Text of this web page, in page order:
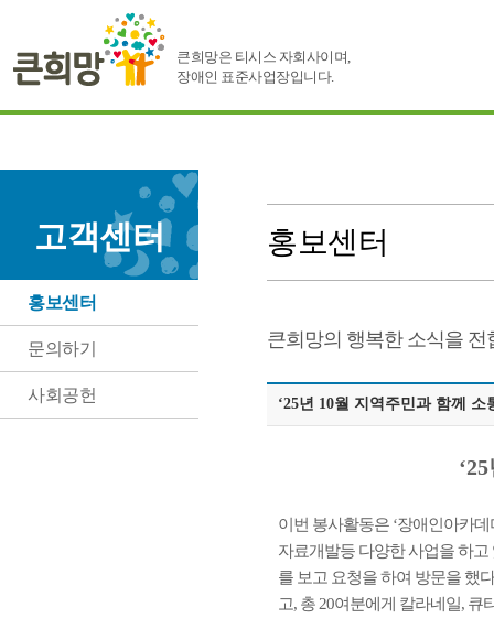
큰희망은 티시스 자회사이며,
장애인 표준사업장입니다.
고객센터
홍보센터
문의하기
사회공헌
홍보센터
큰희망의 행복한 소식을 전
‘25년 10월 지역주민과 함께 소
이번 봉사활동은 ‘장애인아카
자료개발등 다양한 사업을 하고
를 보고 요청을 하여 방문을 했
고, 총 20여분에게 칼라네일,